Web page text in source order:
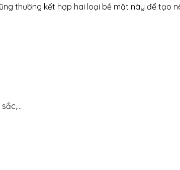
thường kết hợp hai loại bề mặt này để tạo